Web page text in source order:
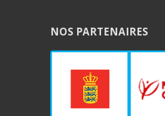
NOS PARTENAIRES